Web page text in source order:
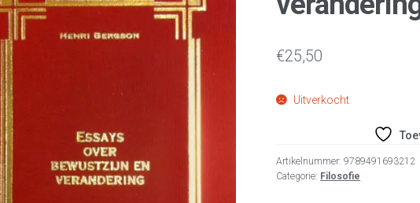
€25,50
Uitverkocht
Artikelnummer:9789491693212
Categorie: Filosofie